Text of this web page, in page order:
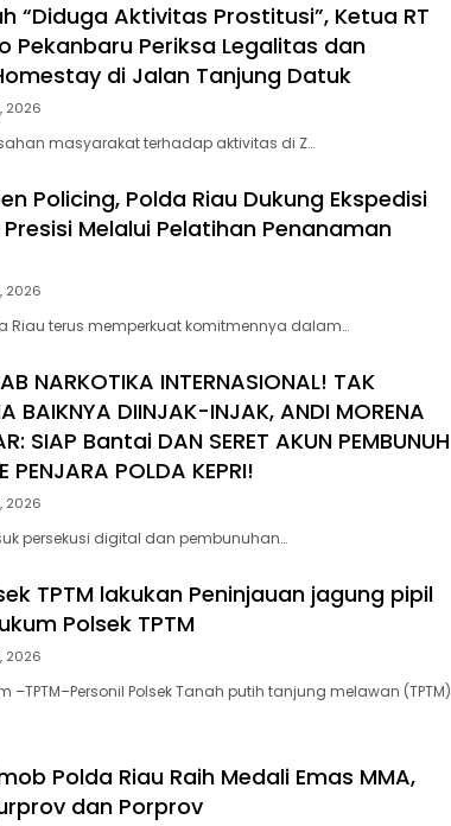
“Diduga Aktivitas Prostitusi”, Ketua RT
Pekanbaru Periksa Legalitas dan
di Jalan Tanjung Datuk
2026
masyarakat terhadap aktivitas di Z…
Policing, Polda Riau Dukung Ekspedisi
Melalui Pelatihan Penanaman
2026
Riau terus memperkuat komitmennya dalam…
NARKOTIKA INTERNASIONAL! TAK
BAIKNYA DIINJAK-INJAK, ANDI MORENA
SIAP Bantai DAN SERET AKUN PEMBUNUH
PENJARA POLDA KEPRI!
2026
persekusi digital dan pembunuhan…
TPTM lakukan Peninjauan jagung pipil
Polsek TPTM
2026
–TPTM–Personil Polsek Tanah putih tanjung melawan (TPTM)
Polda Riau Raih Medali Emas MMA,
dan Porprov